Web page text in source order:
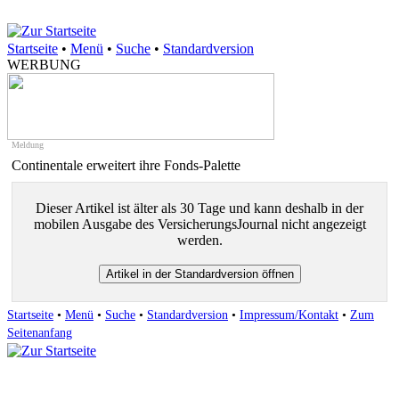
Startseite • Menü • Suche • Standardversion
WERBUNG
Meldung
Continentale erweitert ihre Fonds-Palette
Dieser Artikel ist älter als 30 Tage und kann deshalb in der
mobilen Ausgabe des VersicherungsJournal nicht angezeigt
werden.
Startseite • Menü • Suche • Standardversion • Impressum/Kontakt • Zum
Seitenanfang